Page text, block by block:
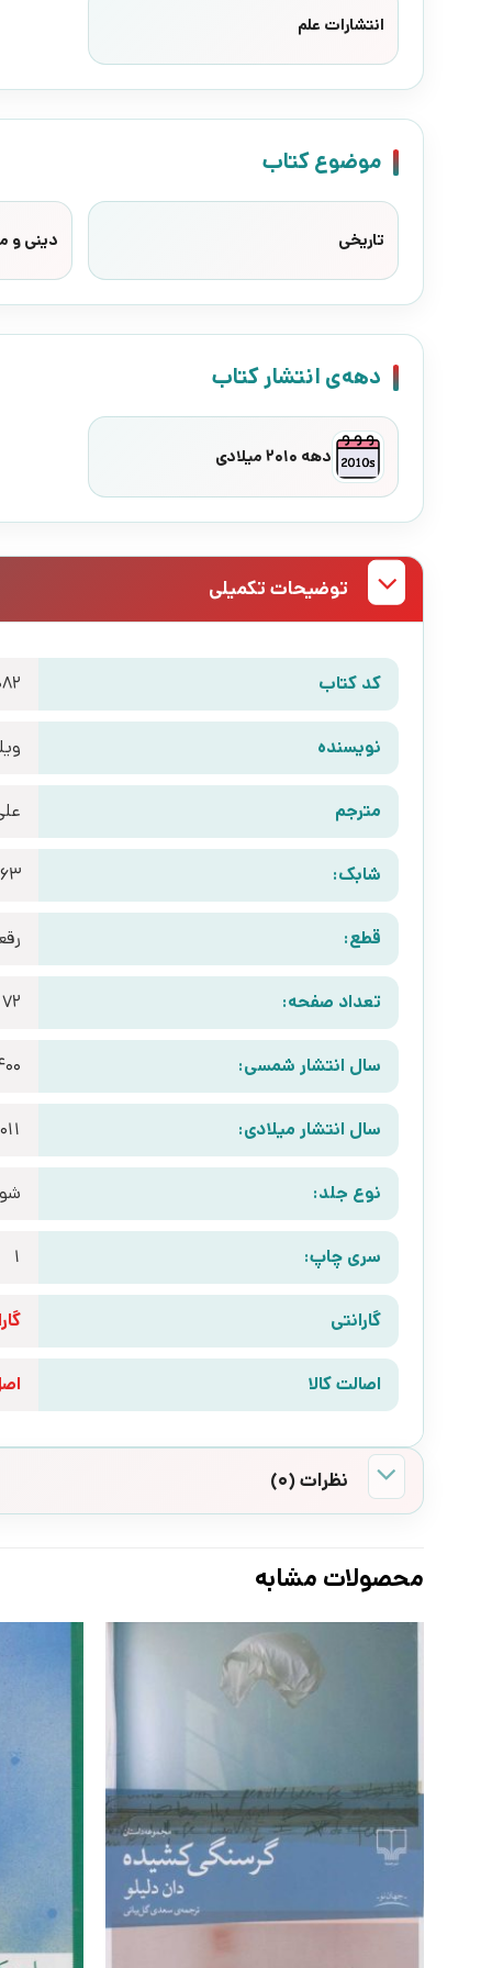
انتشارات علم
موضوع کتاب
تاریخی دینی و
دهه‌ی انتشار کتاب
دهه 2010 میلادی
توضیحات تکمیلی
کد کتاب
نویسنده
مترجم
شابک:
قطع:
تعداد صفحه: 72
سال انتشار شمسی:
سال انتشار میلادی:
نوع جلد:
سری چاپ: 1
گارانتی گارانتی 10
اصالت کالا
نظرات (0)
محصولات مشابه